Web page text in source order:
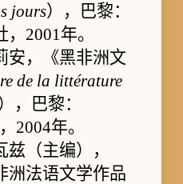
jours），巴黎：
2001年。
安，《黑非洲文
de la littérature
，巴黎：
2004年。
（主编），
洲法语文学作品